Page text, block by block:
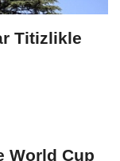
Titizlikle
World Cup